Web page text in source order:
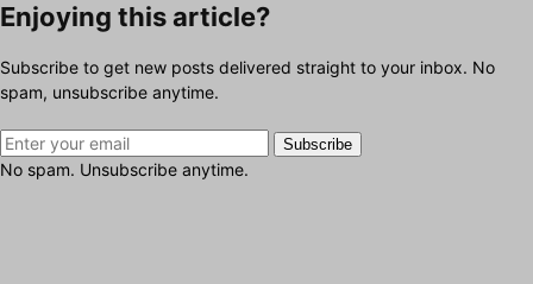
Enjoying this article?
Subscribe to get new posts delivered straight to your inbox. No
spam, unsubscribe anytime.
Subscribe
No spam. Unsubscribe anytime.